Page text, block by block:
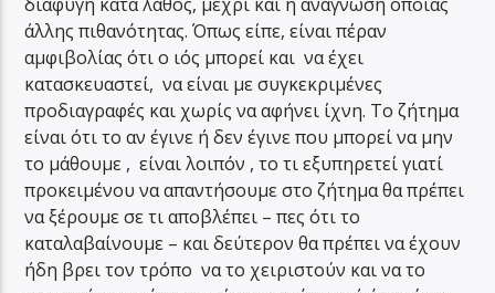
άλλης πιθανότητας. Όπως είπε, είναι πέραν
αμφιβολίας ότι ο ιός μπορεί και να έχει
κατασκευαστεί, να είναι με συγκεκριμένες
προδιαγραφές και χωρίς να αφήνει ίχνη. Το ζήτημα
είναι ότι το αν έγινε ή δεν έγινε που μπορεί να μην
το μάθουμε , είναι λοιπόν , το τι εξυπηρετεί γιατί
προκειμένου να απαντήσουμε στο ζήτημα θα πρέπει
να ξέρουμε σε τι αποβλέπει – πες ότι το
καταλαβαίνουμε – και δεύτερον θα πρέπει να έχουν
ήδη βρει τον τρόπο να το χειριστούν και να το